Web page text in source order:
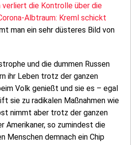
verliert die Kontrolle über die
Albtraum: Kreml schickt
man ein sehr düsteres Bild von
und die dummen Russen
ihr Leben trotz der ganzen
Volk genießt und sie es – egal
sie zu radikalen Maßnahmen wie
nimmt aber trotz der ganzen
Amerikaner, so zumindest die
Menschen demnach ein Chip